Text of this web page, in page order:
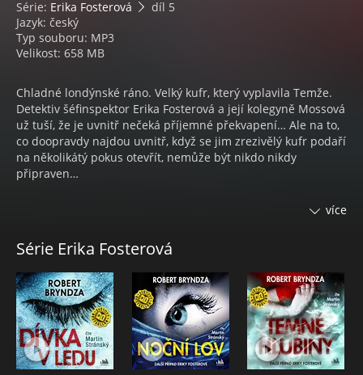
Série: Erika Fosterová
díl 5
Jazyk: český
Typ souboru: MP3
Velikost: 658 MB
Chladné londýnské ráno. Velký kufr, který vyplavila Temže.
Detektiv šéfinspektor Erika Fosterová a její kolegyně Mossová
už tuší, že je uvnitř nečeká příjemné překvapení… Ale na to,
co doopravdy najdou uvnitř, když se jim zrezivělý kufr podaří
na několikátý pokus otevřít, nemůže být nikdo nikdy
připraven…
Byť to není poprvé, co detektiv šéfinspektor Erika Fosterová
navíc nalezeno v podobném kufru tělo mladé ženy. Je to jen
náhoda, nebo se Erika a její tým budou muset znovu postavit
sériovému vrahovi? Co obě oběti spojuje? A co další případy,
které se sice staly v jiném okresu a za jiných okolností?
Mohou se i u nich najít nějaké styčné body s případem těl v
kufrech? Zločin si navíc, jak známo, nevybírá dovolenou a
Erika se zaplete do paralelního případu.
více
Série Erika Fosterová